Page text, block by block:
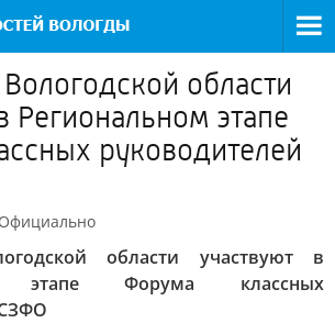
области
Региональном этапе
руководителей
Официально
области участвуют в
этапе Форума классных